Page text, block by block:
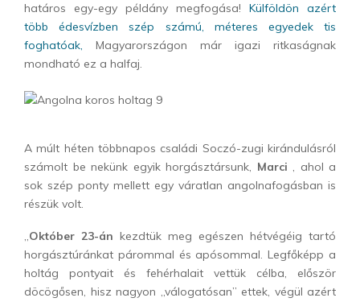
határos egy-egy példány megfogása! Külföldön azért
több édesvízben szép számú, méteres egyedek tis
foghatóak, Magyarországon már igazi ritkaságnak
mondható ez a halfaj.
A múlt héten többnapos családi Soczó-zugi kirándulásról
számolt be nekünk egyik horgásztársunk, Marci , ahol a
sok szép ponty mellett egy váratlan angolnafogásban is
részük volt.
„Október 23-án kezdtük meg egészen hétvégéig tartó
horgásztúránkat párommal és apósommal. Legfőképp a
holtág pontyait és fehérhalait vettük célba, először
döcögősen, hisz nagyon „válogatósan” ettek, végül azért